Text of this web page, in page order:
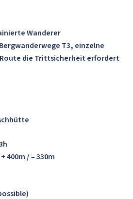
Wanderer
T3, einzelne
Route die Trittsicherheit erfordert
400m / – 330m